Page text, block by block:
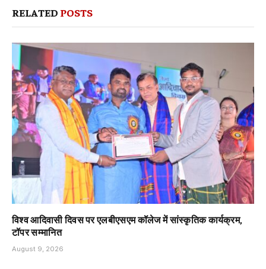
RELATED POSTS
विश्व आदिवासी दिवस पर एलबीएसएम कॉलेज में सांस्कृतिक कार्यक्रम,
टॉपर सम्मानित
August 9, 2026